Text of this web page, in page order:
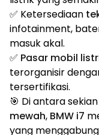
✅ Ketersediaan
infotainment,
masuk akal.
✅ Pasar mobil
terorganisir
tersertifikasi.
🎯 Di antara
mewah, BMW i7
yang